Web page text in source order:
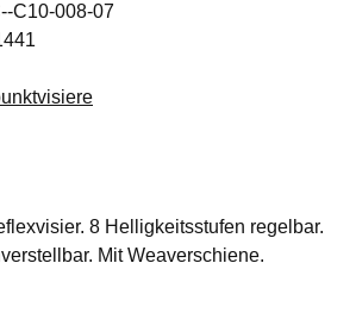
C10-008-07
8 Helligkeitsstufen regelbar.
Mit Weaverschiene.